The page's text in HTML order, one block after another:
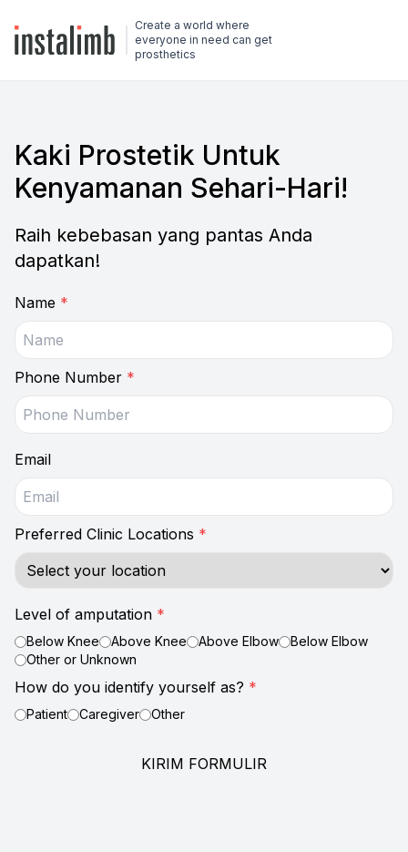
Create a world where
everyone in need can get
prosthetics
Kaki Prostetik Untuk
Kenyamanan Sehari-Hari!
Raih kebebasan yang pantas Anda
dapatkan!
Name *
Phone Number *
Email
Preferred Clinic Locations *
Level of amputation *
Below Knee Above Knee Above Elbow
Below Elbow
Other or Unknown
How do you identify yourself as? *
Patient Caregiver Other
KIRIM FORMULIR